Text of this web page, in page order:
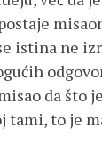
istina ne
da što
tami, to je